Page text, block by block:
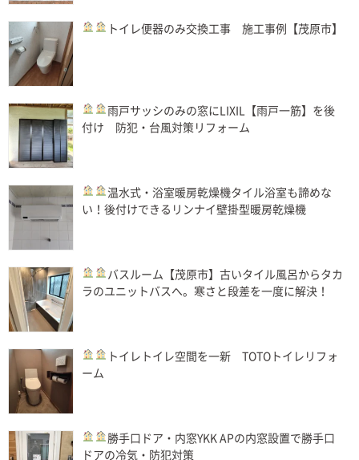
トイレ便器のみ交換工事 施工事例【茂原市】
雨戸サッシのみの窓にLIXIL【雨戸一筋】を後
付け 防犯・台風対策リフォーム
温水式・浴室暖房乾燥機タイル浴室も諦めな
い！後付けできるリンナイ壁掛型暖房乾燥機
バスルーム 【茂原市】古いタイル風呂からタカ
ラのユニットバスへ。寒さと段差を一度に解決！
トイレ トイレ空間を一新 TOTOトイレリフォ
ーム
勝手口ドア・内窓YKK APの内窓設置で勝手口
ドアの冷気・防犯対策